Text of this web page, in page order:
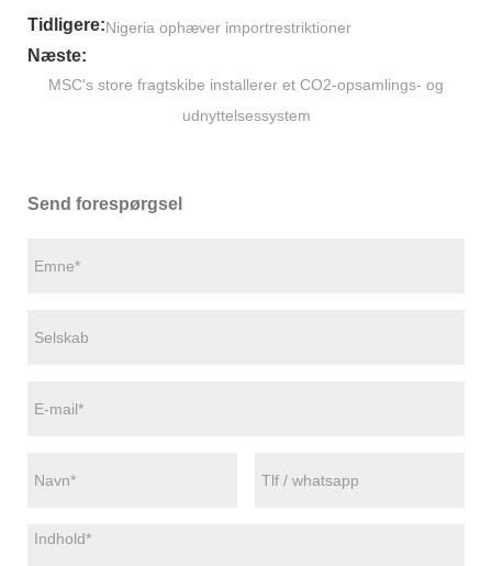
Tidligere:Nigeria ophæver importrestriktioner
Næste:
MSC's store fragtskibe installerer et CO2-opsamlings- og
udnyttelsessystem
Send forespørgsel